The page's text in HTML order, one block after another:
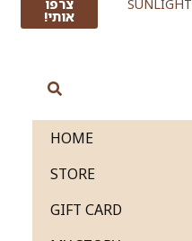
SUNLIGHT
צרפו
אותי!
HOME
STORE
GIFT CARD